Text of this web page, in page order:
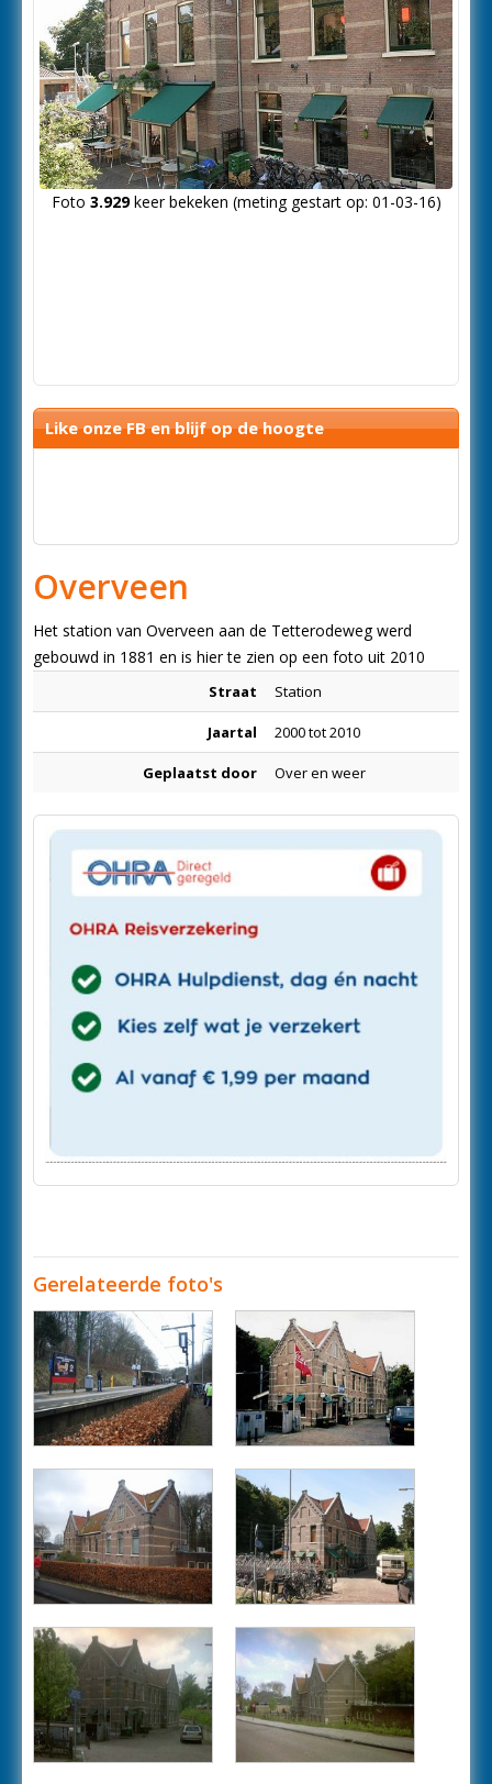
Foto 3.929keer bekeken (meting gestart op: 01-03-16)
Like onze FB en blijf op de hoogte
Overveen
Het station van Overveen aan de Tetterodeweg werd
gebouwd in 1881 en is hier te zien op een foto uit 2010
Straat Station
Jaartal 2000 tot 2010
Geplaatst door Over en weer
Gerelateerde foto's